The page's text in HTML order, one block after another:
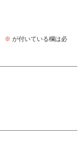
※ が付いている欄は必